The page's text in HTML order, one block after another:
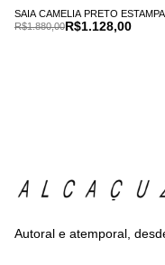
SAIA CAMELIA PRETO
R$1.128,00
R$1.880,00
Autoral e atemporal,